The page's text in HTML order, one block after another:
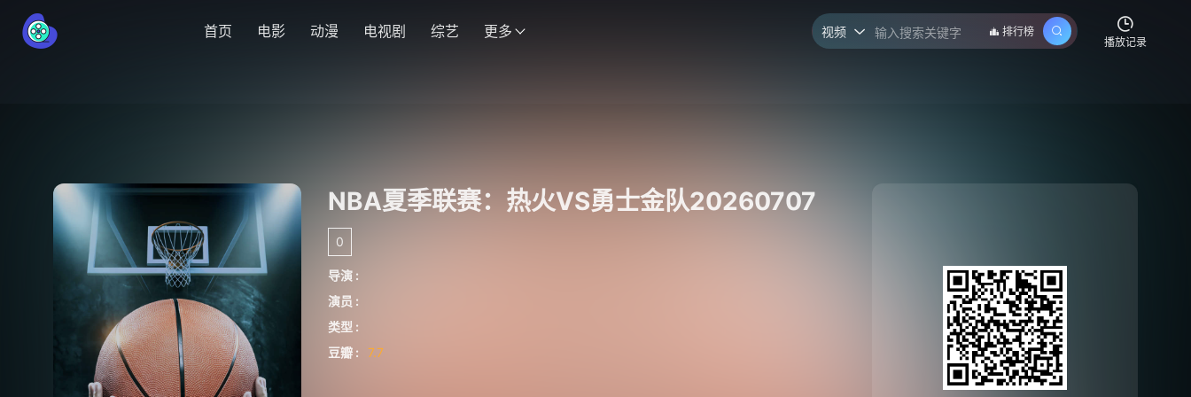
首页 电影 动漫 电视剧 综艺 更多 视频 
排行榜
播放记录
NBA夏季联赛：热火VS勇士金队20260707
0
导演 :
演员 :
类型 :
豆瓣 :
7.7